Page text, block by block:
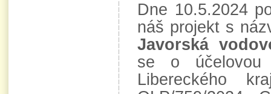
Dne 10.5.2024
náš projekt s
Javorská
se o účelovou
Libereckého